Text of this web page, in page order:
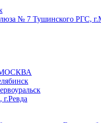
№ 7 Тушинского РГС,